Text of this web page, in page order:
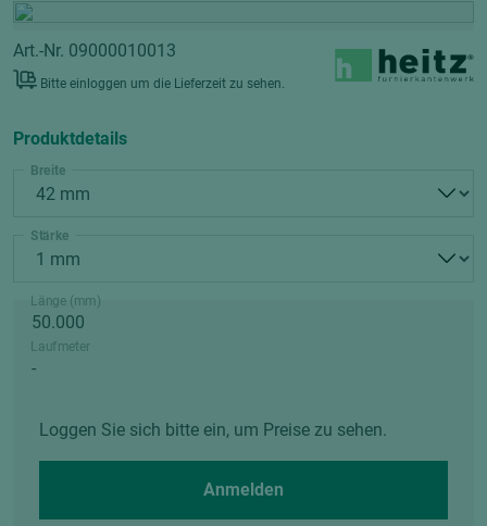
Art.-Nr. 09000010013
Bitte einloggen um die Lieferzeit zu sehen.
Produktdetails
Breite
Stärke
Länge (mm)
Laufmeter
Loggen Sie sich bitte ein, um Preise zu sehen.
Anmelden